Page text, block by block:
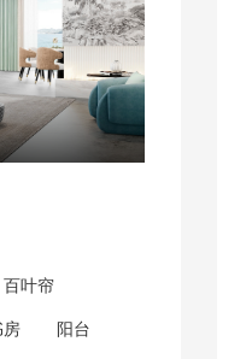
百叶帘
房
阳台